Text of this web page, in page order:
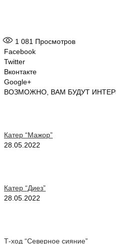
1 081 Просмотров
Facebook
Twitter
Вконтакте
Google+
ВОЗМОЖНО, ВАМ БУДУТ
Катер “Мажор”
28.05.2022
Катер “Диез”
28.05.2022
Т-ход “Северное сияние”